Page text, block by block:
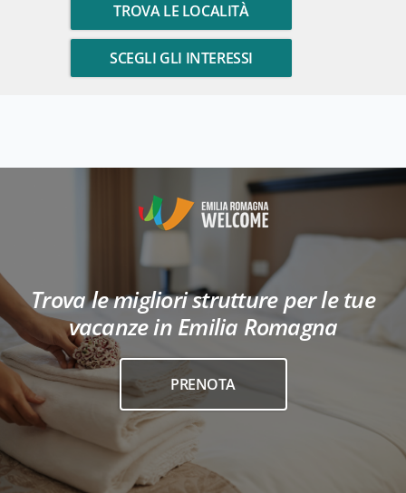
TROVA LE LOCALITÀ
SCEGLI GLI INTERESSI
Trova le migliori strutture per le tue
vacanze in Emilia Romagna
PRENOTA